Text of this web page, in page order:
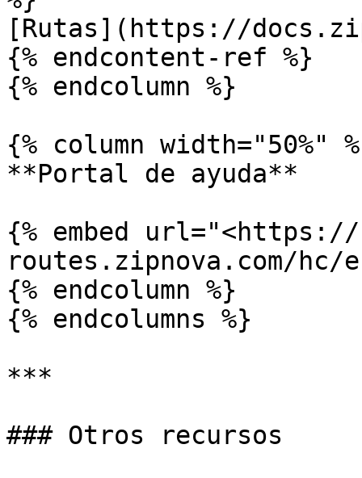
[Rutas](https://
{% endcontent-ref %}
{% endcolumn %}
{% column width="50%"
**Portal de ayuda**
{% embed
routes.zipnova.com/hc/
{% endcolumn %}
{% endcolumns %}
***
### Otros recursos